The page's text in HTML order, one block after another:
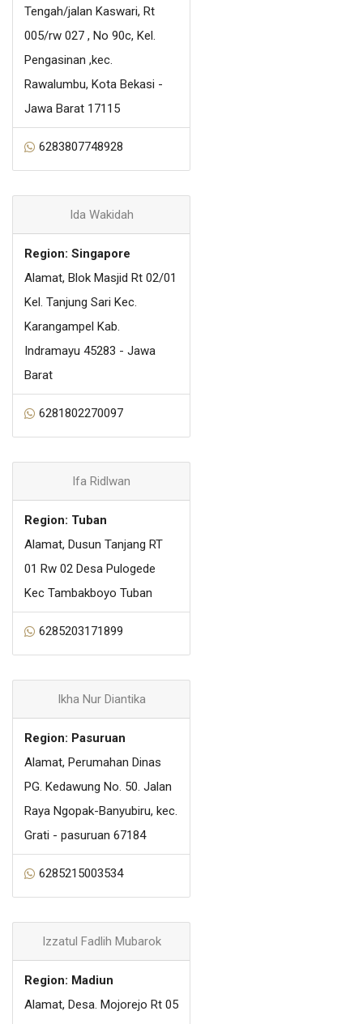
Tengah/jalan Kaswari, Rt
005/rw 027 , No 90c, Kel.
Pengasinan ,kec.
Rawalumbu, Kota Bekasi -
Jawa Barat 17115
6283807748928
Ida Wakidah
Region: Singapore
Alamat, Blok Masjid Rt 02/01
Kel. Tanjung Sari Kec.
Karangampel Kab.
Indramayu 45283 - Jawa
Barat
6281802270097
Ifa Ridlwan
Region: Tuban
Alamat, Dusun Tanjang RT
01 Rw 02 Desa Pulogede
Kec Tambakboyo Tuban
6285203171899
Ikha Nur Diantika
Region: Pasuruan
Alamat, Perumahan Dinas
PG. Kedawung No. 50. Jalan
Raya Ngopak-Banyubiru, kec.
Grati - pasuruan 67184
6285215003534
Izzatul Fadlih Mubarok
Region: Madiun
Alamat, Desa. Mojorejo Rt 05